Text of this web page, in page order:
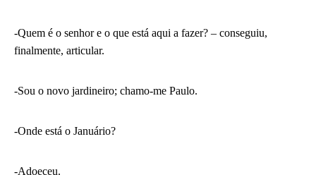
-Quem é o senhor e o que está aqui a fazer? – conseguiu,
finalmente, articular.
-Sou o novo jardineiro; chamo-me Paulo.
-Onde está o Januário?
-Adoeceu.